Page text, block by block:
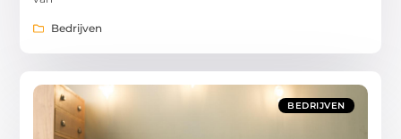
Bedrijven
BEDRIJVEN